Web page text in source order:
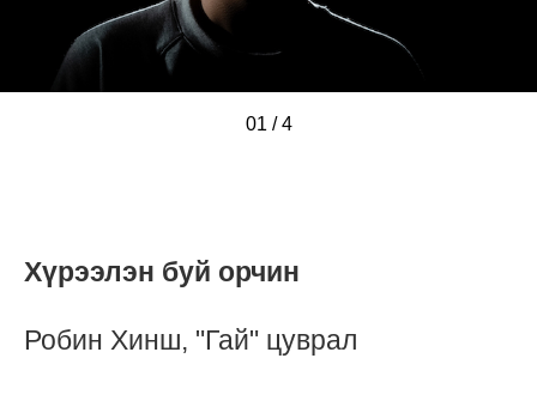
01 / 4
///
Хүрээлэн буй орчин
Робин Хинш, "Гай" цуврал